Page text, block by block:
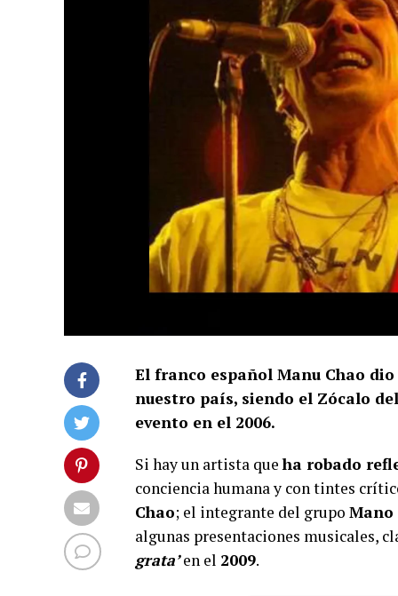
El franco español Manu Chao
nuestro país, siendo el Zócalo
evento en el 2006.
Si hay un artista queha robado
conciencia humana y con tintes
Chao; el integrante del grupo Mano
algunas presentaciones musicales,
grata’en el 2009.